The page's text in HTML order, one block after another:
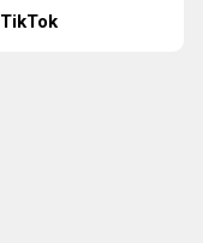
TikTok